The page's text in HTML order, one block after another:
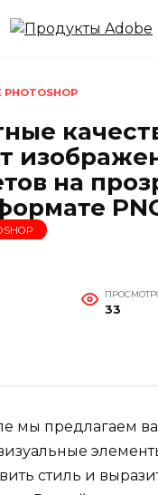
PHOTOSHOP
на
33
мы предлагаем
стиль и